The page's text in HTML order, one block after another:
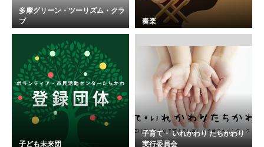
多摩グリーン・ツーリズム・クラ
ブ
奏楽
子ども未来団
子育て・ いれかわり たちかわり
実行委員会